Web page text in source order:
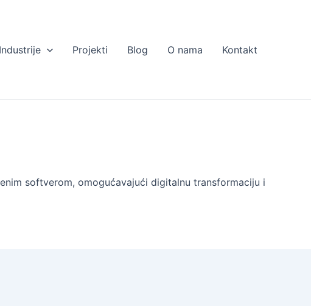
Industrije Projekti Blog O nama Kontakt
softverom, omogućavajući digitalnu transformaciju i